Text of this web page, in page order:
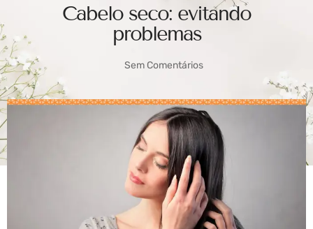
Cabelo seco: evitando
problemas
Sem Comentários